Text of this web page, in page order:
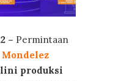
– Permintaan
Mondelez
lini produksi